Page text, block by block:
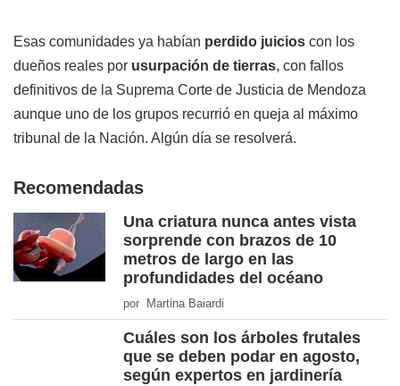
Esas comunidades ya habían perdido juicios con los
dueños reales por usurpación de tierras, con fallos
definitivos de la Suprema Corte de Justicia de Mendoza
aunque uno de los grupos recurrió en queja al máximo
tribunal de la Nación. Algún día se resolverá.
Recomendadas
Una criatura nunca antes vista
sorprende con brazos de 10
metros de largo en las
profundidades del océano
por Martina Baiardi
Cuáles son los árboles frutales
que se deben podar en agosto,
según expertos en jardinería